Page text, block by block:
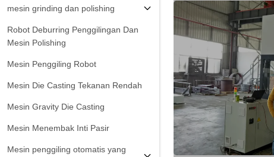
mesin grinding dan polishing
Robot Deburring Penggilingan Dan
Mesin Polishing
Mesin Penggiling Robot
Mesin Die Casting Tekanan Rendah
Mesin Gravity Die Casting
Mesin Menembak Inti Pasir
Mesin penggiling otomatis yang